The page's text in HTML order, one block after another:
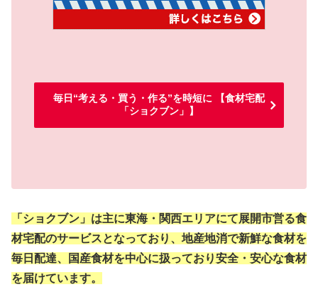
毎日“考える・買う・作る”を時短に 【食材宅配
「ショクブン」】
「ショクブン」は主に東海・関西エリアにて展開市営る食
材宅配のサービスとなっており、地産地消で新鮮な食材を
毎日配達、国産食材を中心に扱っており安全・安心な食材
を届けています。